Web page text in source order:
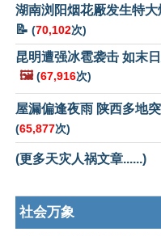
湖南浏阳烟花厰发生特
📝 (70,102次)
昆明遭强冰雹袭击 如末
🖼️ (67,916次)
屋漏偏逢夜雨 陕西多地
(65,877次)
(更多天灾人祸文章......)
社会万象